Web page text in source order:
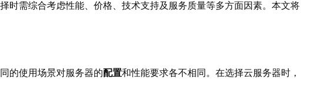
时需综合考虑性能、价格、技术支持及服务质量等多方面因素。本文将
的使用场景对服务器的配置和性能要求各不相同。在选择云服务器时，